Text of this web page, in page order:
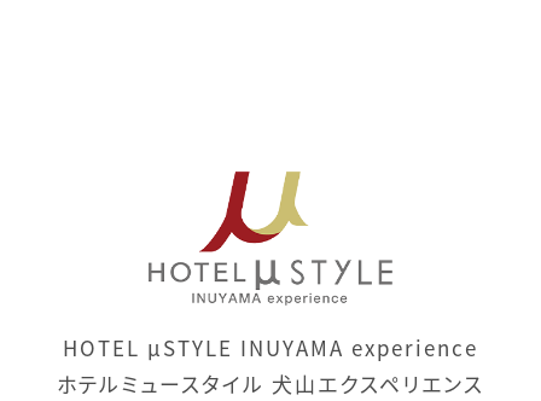
HOTEL μSTYLE INUYAMA experience
ホテルミュースタイル 犬山エクスペリエンス